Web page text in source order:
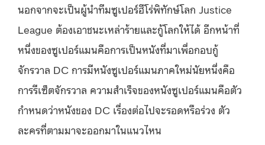
นอกจากจะเป็นผู้นำทีมซูเปอร์ฮีโร่พิทักษ์โลก Justice
League ต้องเอาชนะเหล่าร้ายและกู้โลกให้ได้ อีกหน้าที่
หนึ่งของซูเปอร์แมนคือการเป็นหนังที่มาเพื่อกอบกู้
จักรวาล DC การมีหนังซูเปอร์แมนภาคใหม่นัยหนึ่งคือ
การรีเซ็ตจักรวาล ความสำเร็จของหนังซูเปอร์แมนคือตัว
กำหนดว่าหนังของ DC เรื่องต่อไปจะรอดหรือร่วง ตัว
ละครที่ตามมาจะออกมาในแนวไหน